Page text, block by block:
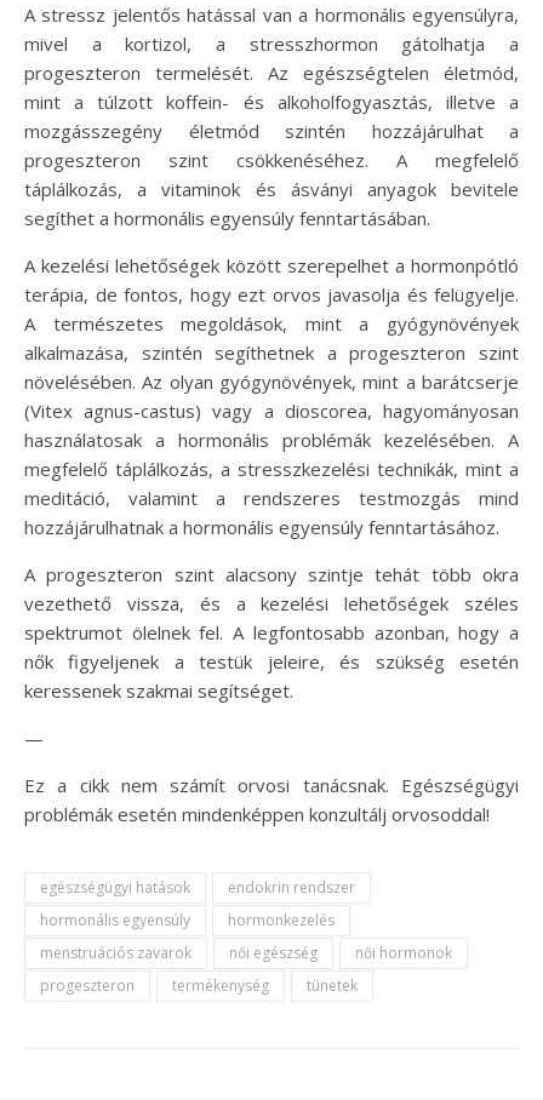
A stressz jelentős hatással van a hormonális egyensúlyra,
mivel a kortizol, a stresszhormon gátolhatja a
progeszteron termelését. Az egészségtelen életmód,
mint a túlzott koffein- és alkoholfogyasztás, illetve a
mozgásszegény életmód szintén hozzájárulhat a
progeszteron szint csökkenéséhez. A megfelelő
táplálkozás, a vitaminok és ásványi anyagok bevitele
segíthet a hormonális egyensúly fenntartásában.
A kezelési lehetőségek között szerepelhet a hormonpótló
terápia, de fontos, hogy ezt orvos javasolja és felügyelje.
A természetes megoldások, mint a gyógynövények
alkalmazása, szintén segíthetnek a progeszteron szint
növelésében. Az olyan gyógynövények, mint a barátcserje
(Vitex agnus-castus) vagy a dioscorea, hagyományosan
használatosak a hormonális problémák kezelésében. A
megfelelő táplálkozás, a stresszkezelési technikák, mint a
meditáció, valamint a rendszeres testmozgás mind
hozzájárulhatnak a hormonális egyensúly fenntartásához.
A progeszteron szint alacsony szintje tehát több okra
vezethető vissza, és a kezelési lehetőségek széles
spektrumot ölelnek fel. A legfontosabb azonban, hogy a
nők figyeljenek a testük jeleire, és szükség esetén
keressenek szakmai segítséget.
—
Ez a cikk nem számít orvosi tanácsnak. Egészségügyi
problémák esetén mindenképpen konzultálj orvosoddal!
egészségügyi hatások
endokrin rendszer
hormonális egyensúly
hormonkezelés
menstruációs zavarok
női egészség
női hormonok
progeszteron
termékenység tünetek